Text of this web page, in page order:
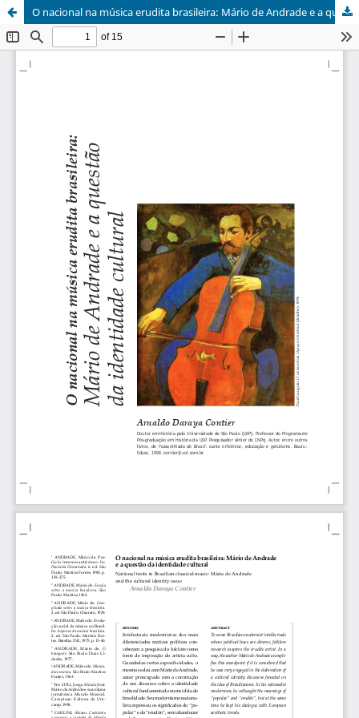
O nacional na música erudita brasileira: Mário de Andrade e a questão da identidade cultural